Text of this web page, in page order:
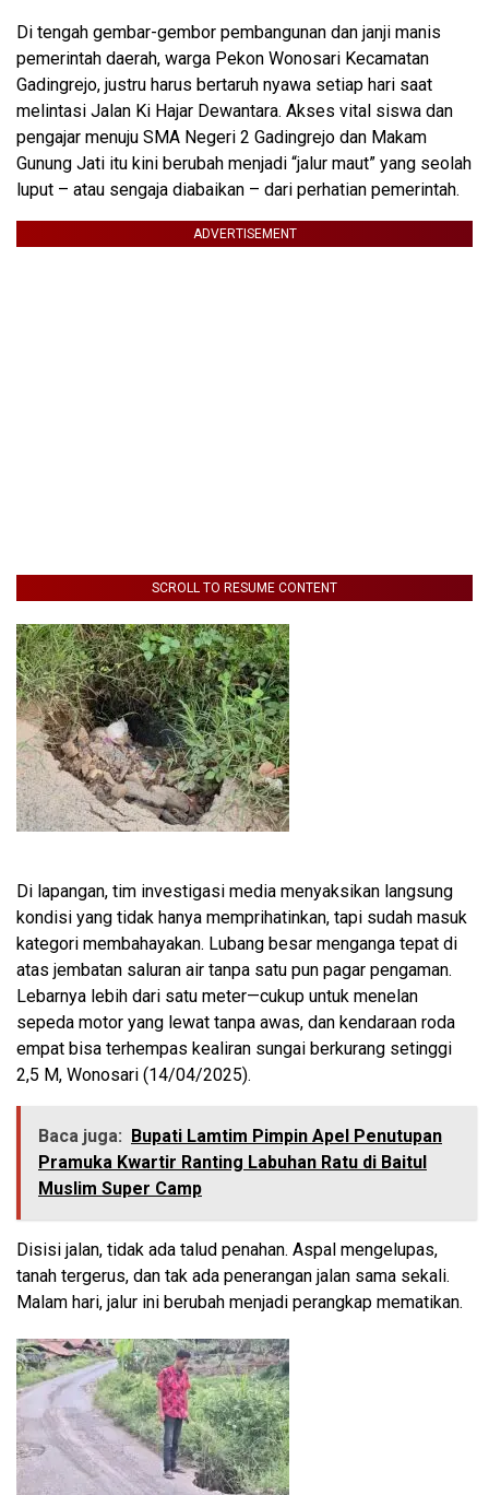
Di tengah gembar-gembor pembangunan dan janji manis
pemerintah daerah, warga Pekon Wonosari Kecamatan
Gadingrejo, justru harus bertaruh nyawa setiap hari saat
melintasi Jalan Ki Hajar Dewantara. Akses vital siswa dan
pengajar menuju SMA Negeri 2 Gadingrejo dan Makam
Gunung Jati itu kini berubah menjadi “jalur maut” yang seolah
luput – atau sengaja diabaikan – dari perhatian pemerintah.
ADVERTISEMENT
SCROLL TO RESUME CONTENT
Di lapangan, tim investigasi media menyaksikan langsung
kondisi yang tidak hanya memprihatinkan, tapi sudah masuk
kategori membahayakan. Lubang besar menganga tepat di
atas jembatan saluran air tanpa satu pun pagar pengaman.
Lebarnya lebih dari satu meter—cukup untuk menelan
sepeda motor yang lewat tanpa awas, dan kendaraan roda
empat bisa terhempas kealiran sungai berkurang setinggi
2,5 M, Wonosari (14/04/2025).
Baca juga: Bupati Lamtim Pimpin Apel Penutupan
Pramuka Kwartir Ranting Labuhan Ratu di Baitul
Muslim Super Camp
Disisi jalan, tidak ada talud penahan. Aspal mengelupas,
tanah tergerus, dan tak ada penerangan jalan sama sekali.
Malam hari, jalur ini berubah menjadi perangkap mematikan.